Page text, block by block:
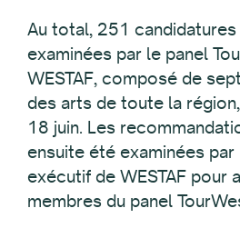
Au total, 251
examinées par le panel
WESTAF, composé de
des arts de toute la
18 juin. Les
ensuite été examinées
exécutif de WESTAF pour
membres du panel